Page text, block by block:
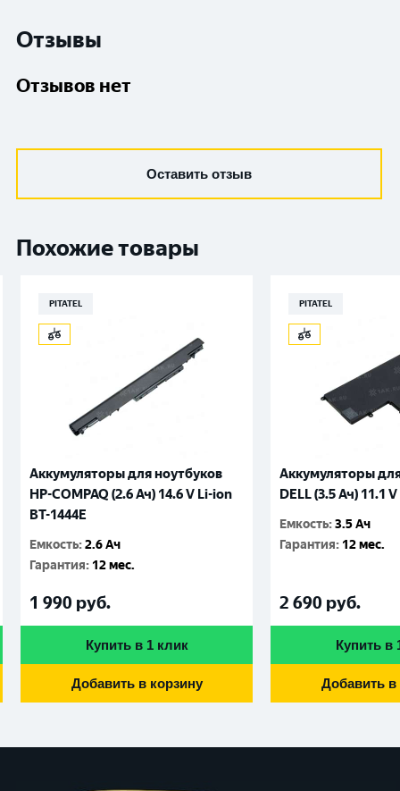
Отзывы
Отзывов нет
Оставить отзыв
Похожие товары
PITATEL
Аккумуляторы для ноутбуков
HP-COMPAQ (2.6 Ач) 14.6 V Li-ion
BT-1444E
Емкость:2.6 Ач
Гарантия: 12 мес.
1 990 руб.
Купить в 1 клик
Добавить в корзину
PITATEL
Аккумуляторы
DELL (3.5 Ач) 11.1
Емкость:3.5 Ач
Гарантия: 12 мес.
2 690 руб.
Купить в
Добавить в